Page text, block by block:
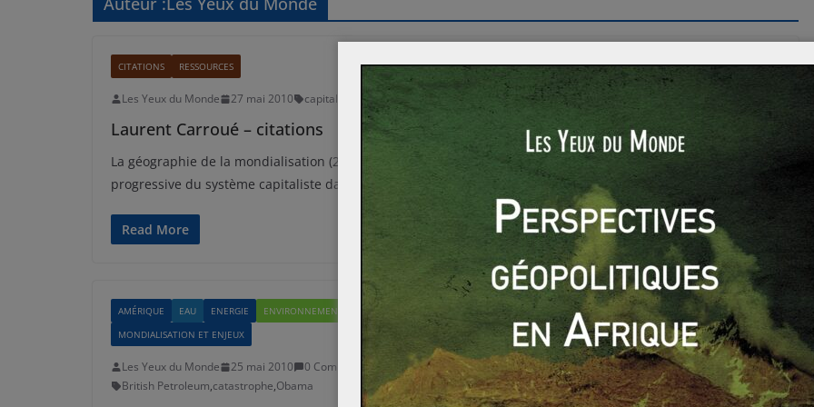
CITATIONS RESSOURCES
Les Yeux du Monde 27 mai 2010 capitalisme , mondialisation
Laurent Carroué – citations
La géographie de la mondialisation (2002) : La mondialisation est « le processus historique d’extension
progressive du système capitaliste dans l’espace
Read More
AMÉRIQUE EAU ENERGIE
ENVIRONNEMENT
MONDIALISATION ET ENJEUX
Les Yeux du Monde 25 mai 2010
0 Comments
British Petroleum,catastrophe,Obama
EUROPE SUJETS CHAUDS
Les Yeux du Monde 24 mai 2010
0 Comments
austérité,crise,Espagne,Europe,FMI,Grèce PIB
Le FMI avertit l’Espagne, l’Europe